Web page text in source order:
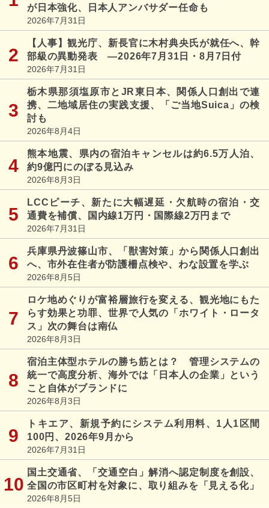
が日本強化、日本人アンバサダー任命も
2026年7月31日
【人事】観光庁、新長官に木村典央氏が就任へ、幹
部級の異動発表 ―2026年7月31日・8月7日付
2026年7月31日
栃木県那須塩原市とJR東日本、関係人口創出で連
携、二地域居住の実践支援、「ご当地Suica」の検
討も
2026年8月4日
熊本地震、県内の宿泊キャンセルは約6.5万人泊、
約9億円にのぼる見込み
2026年8月3日
LCCピーチ、新たに大幅遅延・欠航時の宿泊・交
通費を補償、国内線1万円・国際線2万円まで
2026年7月31日
兵庫県丹波篠山市、「獣害対策」から関係人口創出
へ、市外在住者が防護柵点検や、わな設置を学ぶ
2026年8月5日
ロケ地めぐりが富裕層旅行を変える、観光地にもた
らす効果と功罪、世界で人気の「ホワイト・ロータ
ス」次の舞台は南仏
2026年8月3日
宿泊主体型ホテルの勝ち筋とは？ 管理システムの
統一で高度分析、海外では「日本人の企業」という
こと自体がブランドに
2026年8月3日
トキエア、新規予約にシステム利用料、1人1区間
100円、2026年9月から
2026年7月31日
国土交通省、「交通空白」解消へ認定制度を創設、
全国の市区町村を対象に、取り組みを「見える化」
2026年8月5日